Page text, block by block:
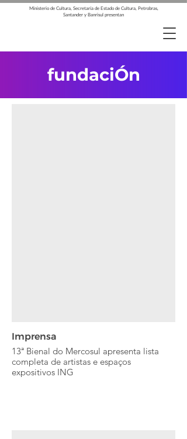
Ministerio de Cultura, Secretaría de Estado de Cultura, Petrobras,
Santander y Banrisul presentan
fundaciÓn
Imprensa
13ª Bienal do Mercosul apresenta lista
completa de artistas e espaços
expositivos ING